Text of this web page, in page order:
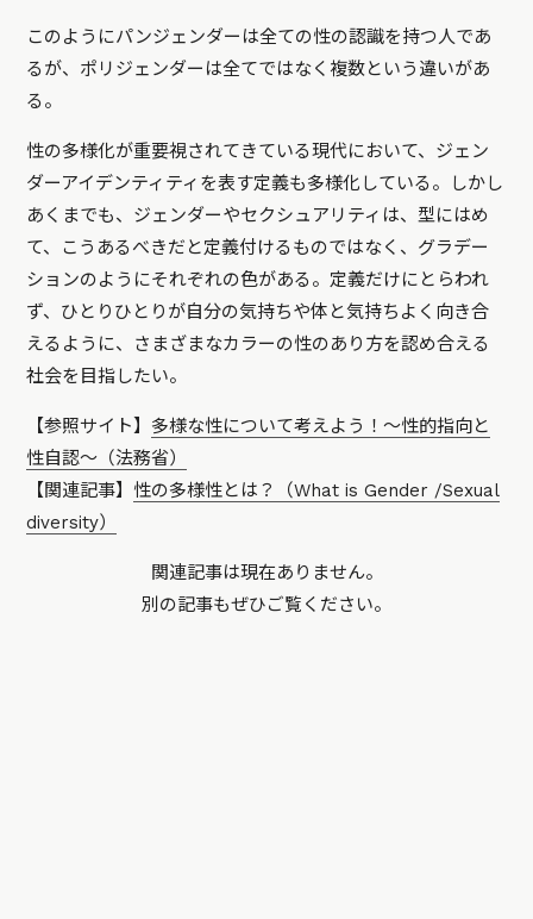
このようにパンジェンダーは全ての性の認識を持つ人であ
るが、ポリジェンダーは全てではなく複数という違いがあ
る。
性の多様化が重要視されてきている現代において、ジェン
ダーアイデンティティを表す定義も多様化している。しかし
あくまでも、ジェンダーやセクシュアリティは、型にはめ
て、こうあるべきだと定義付けるものではなく、グラデー
ションのようにそれぞれの色がある。定義だけにとらわれ
ず、ひとりひとりが自分の気持ちや体と気持ちよく向き合
えるように、さまざまなカラーの性のあり方を認め合える
社会を目指したい。
【参照サイト】 多様な性について考えよう！〜性的指向と
性自認〜（法務省）
【関連記事】 性の多様性とは？（What is Gender /Sexual
diversity）
関連記事は現在ありません。
別の記事もぜひご覧ください。